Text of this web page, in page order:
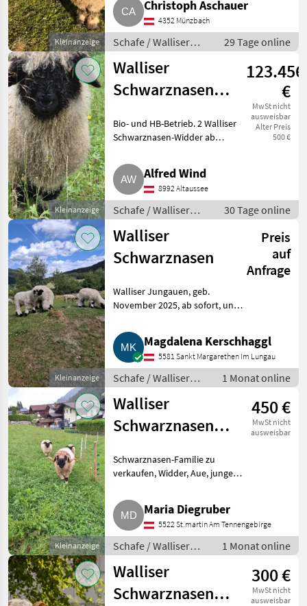
Kleinanzeige
Blutauffrischung abgegeben.
Weitere Schafe sowie auch
Lämmer s
Christoph Aschauer
4352 Münzbach
Schafe / Walliser
Schwarznasenschafe
29 Tage online
Kleinanzeige
Walliser
Schwarznasen-
HB
123.456
€
MwSt nicht
ausweisbar
Alter Preis
500 €
Bio- und HB-Betrieb. 2 Walliser
Schwarznasen-Widder ab
07.04.2026 und 14.04.2026.
Vater und Mutter 1b bewertet.
Sehr schön gezeichnet. P
Alfred Wind
8992 Altaussee
Schafe / Walliser
Schwarznasenschafe
30 Tage online
Kleinanzeige
Walliser
Schwarznasen
Preis
auf
Anfrage
Walliser Jungauen, geb.
November 2025, ab sofort, und
männlich, geb. März, April, ab
August abzugeben. Sehr schön
gezeichnet, zutraulich,
Magdalena Kerschhaggl
5581 Sankt Margarethen Im Lungau
Schafe / Walliser
Schwarznasenschafe
1 Monat online
Kleinanzeige
Walliser
Schwarznasen-
450 €
MwSt nicht
ausweisbar
Schwarznasen-Familie zu
verkaufen, Widder, Aue, junge
Schafe Walliser
Schwarznasenschafe
Maria Diegruber
5522 St.martin Am Tennengebirge
Schafe / Walliser
Schwarznasenschafe
1 Monat online
Walliser
Schwarznasen
300 €
MwSt nicht
ausweisbar